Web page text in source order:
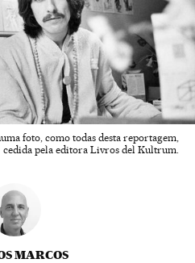
foto, como todas desta reportagem,
cedida pela editora Livros del Kultrum.
MARCOS